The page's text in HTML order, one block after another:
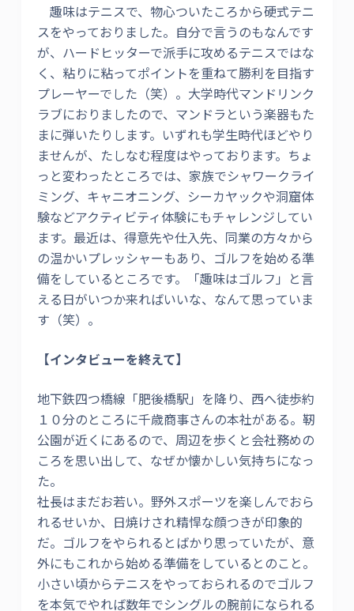
趣味はテニスで、物心ついたころから硬式テニ
スをやっておりました。自分で言うのもなんです
が、ハードヒッターで派手に攻めるテニスではな
く、粘りに粘ってポイントを重ねて勝利を目指す
プレーヤーでした（笑）。大学時代マンドリンク
ラブにおりましたので、マンドラという楽器もた
まに弾いたりします。いずれも学生時代ほどやり
ませんが、たしなむ程度はやっております。ちょ
っと変わったところでは、家族でシャワークライ
ミング、キャニオニング、シーカヤックや洞窟体
験などアクティビティ体験にもチャレンジしてい
ます。最近は、得意先や仕入先、同業の方々から
の温かいプレッシャーもあり、ゴルフを始める準
備をしているところです。「趣味はゴルフ」と言
える日がいつか来ればいいな、なんて思っていま
す（笑）。
【インタビューを終えて】
地下鉄四つ橋線「肥後橋駅」を降り、西へ徒歩約
１０分のところに千歳商事さんの本社がある。靭
公園が近くにあるので、周辺を歩くと会社務めの
ころを思い出して、なぜか懐かしい気持ちになっ
た。
社長はまだお若い。野外スポーツを楽しんでおら
れるせいか、日焼けされ精悍な顔つきが印象的
だ。ゴルフをやられるとばかり思っていたが、意
外にもこれから始める準備をしているとのこと。
小さい頃からテニスをやっておられるのでゴルフ
を本気でやれば数年でシングルの腕前になられる